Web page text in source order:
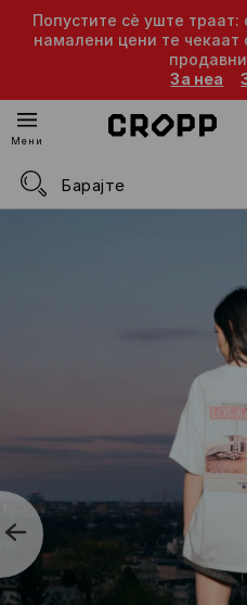
Попустите сè уште траат:
намалени цени те чекаат
За неа
Мени